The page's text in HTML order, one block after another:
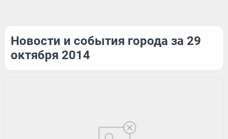
Новости и события города за 29
октября 2014